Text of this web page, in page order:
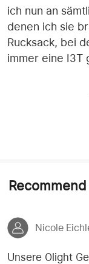
ich nun an
denen ich sie
Rucksack, bei
immer eine I3T
Nicole
Unsere Olight